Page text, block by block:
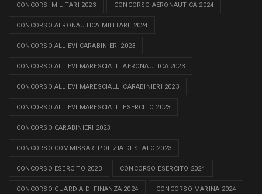
CONCORSI MILITARI 2023 CONCORSO AERONAUTICA 2024
CONCORSO AERONAUTICA MILITARE 2024
CONCORSO ALLIEVI CARABINIERI 2023
CONCORSO ALLIEVI MARESCIALLI AERONAUTICA 2023
CONCORSO ALLIEVI MARESCIALLI CARABINIERI 2023
CONCORSO ALLIEVI MARESCIALLI ESERCITO 2023
CONCORSO CARABINIERI 2023
CONCORSO COMMISSARI POLIZIA DI STATO 2023
CONCORSO ESERCITO 2023 CONCORSO ESERCITO 2024
CONCORSO GUARDIA DI FINANZA 2024 CONCORSO MARINA 2024